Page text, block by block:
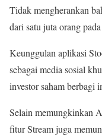
Tidak mengherankan
dari satu juta orang
Keunggulan aplikasi
sebagai media sosial
investor saham berbagi
Selain memungkinkan
fitur Stream juga